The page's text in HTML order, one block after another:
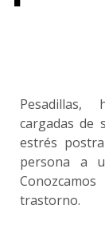
Pesadillas,
cargadas de
estrés
persona a
trastorno.